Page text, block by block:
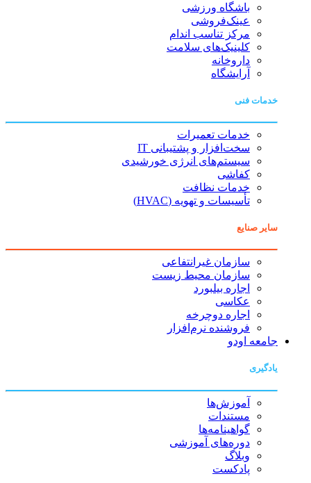
باشگاه ورزشی
عینک‌فروشی
مرکز تناسب اندام
کلینیک‌های سلامت
داروخانه
آرایشگاه
خدمات فنی
خدمات تعمیرات
سخت‌افزار و پشتیبانی IT
سیستم‌های انرژی خورشیدی
کفاشی
خدمات نظافت
تأسیسات و تهویه (HVAC)
سایر صنایع
سازمان غیرانتفاعی
سازمان محیط زیست
اجاره بیلبورد
عکاسی
اجاره دوچرخه
فروشنده نرم‌افزار
جامعه اودو
یادگیری
آموزش‌ها
مستندات
گواهینامه‌ها
دوره‌های آموزشی
وبلاگ
پادکست